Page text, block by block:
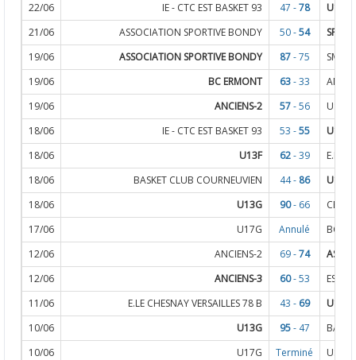
22/06
IE - CTC EST BASKET 93 47 -78
U13F
21/06
ASSOCIATION SPORTIVE BONDY 50 -54
SF1
19/06
ASSOCIATION SPORTIVE BONDY 87- 75
SM1
19/06
BC ERMONT 63- 33
19/06
ANCIENS-2 57- 56
USM
18/06
IE - CTC EST BASKET 93 53 -55
U18F
18/06
U13F 62- 39
E.LE
18/06
BASKET CLUB COURNEUVIEN 44 - 86
U15F
18/06
U13G 90- 66
17/06
U17G Annulé
BC
12/06
ANCIENS-2 69 -74
AS
12/06
ANCIENS-3 60- 53
11/06
E.LE CHESNAY VERSAILLES 78 B 43 - 69
U13F
10/06
U13G 95- 47
10/06
U17G Terminé
USM